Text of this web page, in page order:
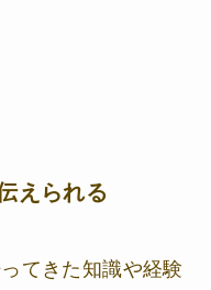
えられる
てきた知識や経験